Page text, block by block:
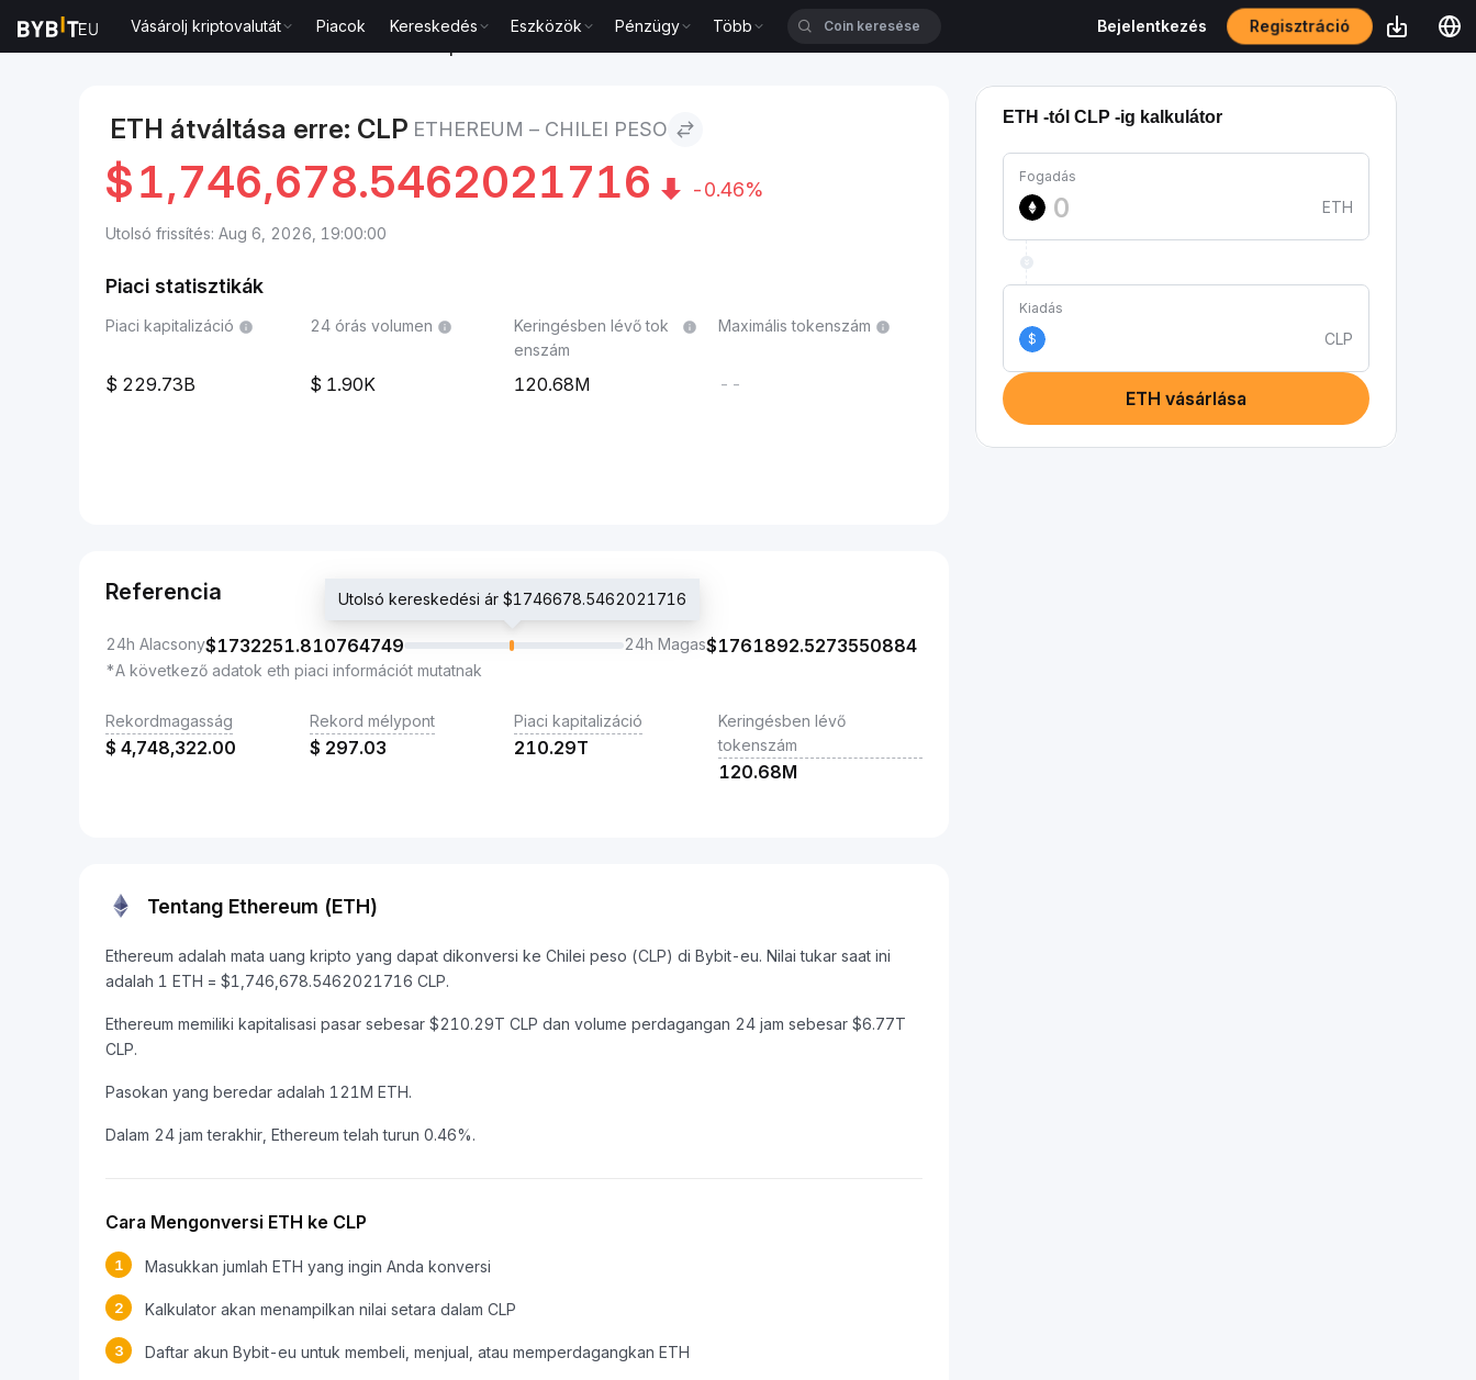
Vásárolj kriptovalutát Piacok Kereskedés Eszközök Pénzügy Több Bejelentkezés Regisztráció
ETH átváltása erre: CLP ETHEREUM – CHILEI PESO
$1,746,678.5462021716 -0.46%
Utolsó frissítés: Aug 6, 2026, 19:00:00
Piaci statisztikák
Piaci kapitalizáció
229.73B
24 órás volumen
1.90K
Keringésben lévő tok
enszám
120.68M
Maximális tokenszám
--
Referencia
24h Alacsony$1732251.810764749
Utolsó kereskedési ár $1746678.5462021716
24h Magas$1761892.5273550884
*A következő adatok eth piaci információt mutatnak
Rekordmagasság
$ 4,748,322.00
Rekord mélypont
$ 297.03
Piaci kapitalizáció
210.29T
Keringésben lévő
tokenszám
120.68M
Tentang Ethereum (ETH)
Ethereum adalah mata uang kripto yang dapat dikonversi ke Chilei peso (CLP) di Bybit-eu. Nilai tukar saat ini
adalah 1 ETH = $1,746,678.5462021716 CLP.
Ethereum memiliki kapitalisasi pasar sebesar $210.29T CLP dan volume perdagangan 24 jam sebesar $6.77T
CLP.
Pasokan yang beredar adalah 121M ETH.
Dalam 24 jam terakhir, Ethereum telah turun 0.46%.
Cara Mengonversi ETH ke CLP
1 Masukkan jumlah ETH yang ingin Anda konversi
2 Kalkulator akan menampilkan nilai setara dalam CLP
3 Daftar akun Bybit-eu untuk membeli, menjual, atau memperdagangkan ETH
ETH -tól CLP -ig kalkulátor
Fogadás
ETH
Kiadás
$
CLP
ETH vásárlása